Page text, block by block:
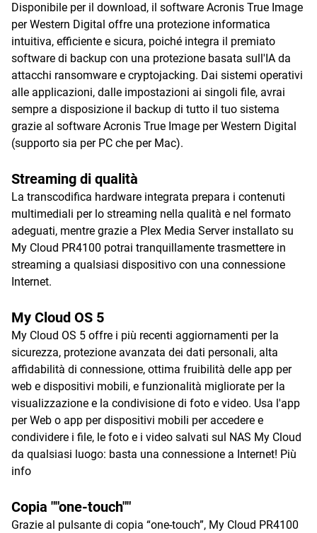
Disponibile per il download, il software Acronis True Image
per Western Digital offre una protezione informatica
intuitiva, efficiente e sicura, poiché integra il premiato
software di backup con una protezione basata sull'IA da
attacchi ransomware e cryptojacking. Dai sistemi operativi
alle applicazioni, dalle impostazioni ai singoli file, avrai
sempre a disposizione il backup di tutto il tuo sistema
grazie al software Acronis True Image per Western Digital
(supporto sia per PC che per Mac).
Streaming di qualità
La transcodifica hardware integrata prepara i contenuti
multimediali per lo streaming nella qualità e nel formato
adeguati, mentre grazie a Plex Media Server installato su
My Cloud PR4100 potrai tranquillamente trasmettere in
streaming a qualsiasi dispositivo con una connessione
Internet.
My Cloud OS 5
My Cloud OS 5 offre i più recenti aggiornamenti per la
sicurezza, protezione avanzata dei dati personali, alta
affidabilità di connessione, ottima fruibilità delle app per
web e dispositivi mobili, e funzionalità migliorate per la
visualizzazione e la condivisione di foto e video. Usa l'app
per Web o app per dispositivi mobili per accedere e
condividere i file, le foto e i video salvati sul NAS My Cloud
da qualsiasi luogo: basta una connessione a Internet! Più
info
Copia ""one-touch""
Grazie al pulsante di copia “one-touch”, My Cloud PR4100